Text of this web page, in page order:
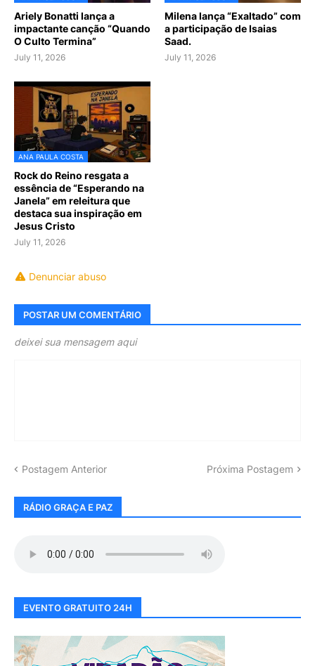
Ariely Bonatti lança a
impactante canção “Quando
O Culto Termina”
July 11, 2026
Milena lança “Exaltado” com
a participação de Isaias
Saad.
July 11, 2026
ANA PAULA COSTA
Rock do Reino resgata a
essência de “Esperando na
Janela” em releitura que
destaca sua inspiração em
Jesus Cristo
July 11, 2026
Denunciar abuso
POSTAR UM COMENTÁRIO
deixei sua mensagem aqui
Postagem Anterior Próxima Postagem
RÁDIO GRAÇA E PAZ
EVENTO GRATUITO 24H